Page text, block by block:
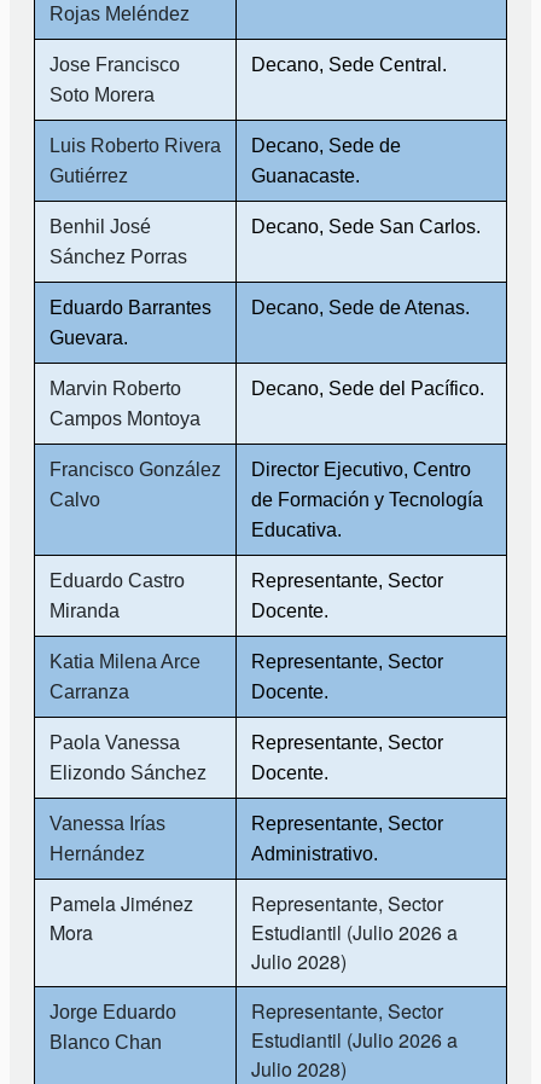
Rojas Meléndez
Jose Francisco
Soto Morera
Decano, Sede Central.
Luis Roberto Rivera
Gutiérrez
Decano, Sede de
Guanacaste.
Benhil José
Sánchez Porras
Decano, Sede San Carlos.
Eduardo Barrantes
Guevara.
Decano, Sede de Atenas.
Marvin Roberto
Campos Montoya
Decano, Sede del Pacífico.
Francisco González
Calvo
Director Ejecutivo, Centro
de Formación y Tecnología
Educativa.
Eduardo Castro
Miranda
Representante, Sector
Docente.
Katia Milena Arce
Carranza
Representante, Sector
Docente.
Paola Vanessa
Elizondo Sánchez
Representante, Sector
Docente.
Vanessa Irías
Hernández
Representante, Sector
Administrativo.
Pamela Jiménez
Mora
Representante, Sector
Estudiantil (Julio 2026 a
Julio 2028)
Jorge Eduardo
Blanco Chan
Representante, Sector
Estudiantil (Julio 2026 a
Julio 2028)